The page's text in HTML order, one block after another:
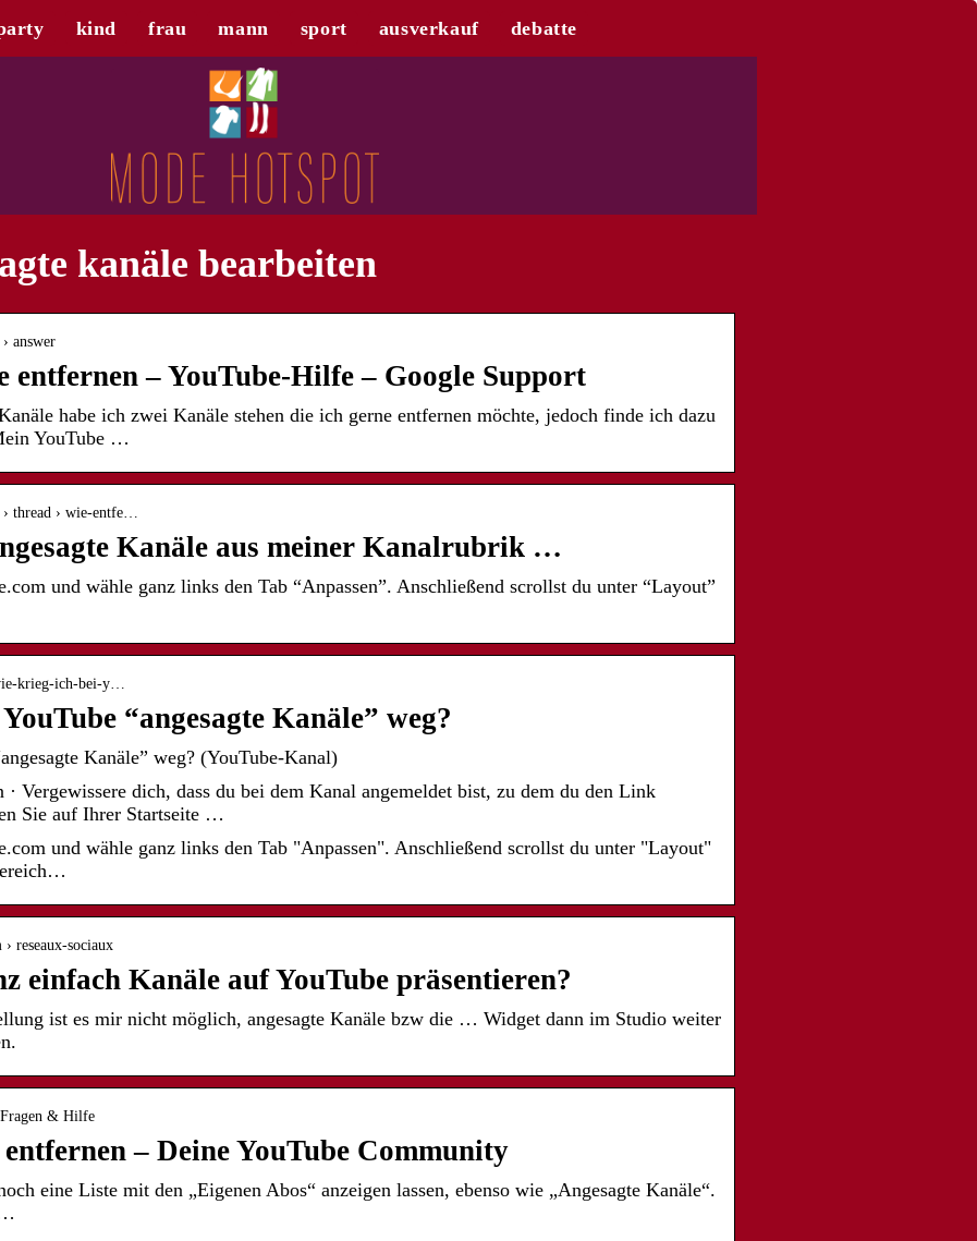
kind frau mann sport ausverkauf debatte
kanäle bearbeiten
answer
entfernen – YouTube-Hilfe – Google Support
habe ich zwei Kanäle stehen die ich gerne entfernen möchte, jedoch finde ich dazu
YouTube …
› thread › wie-entfe…
Kanäle aus meiner Kanalrubrik …
und wähle ganz links den Tab “Anpassen”. Anschließend scrollst du unter “Layout”
krieg-ich-bei-y…
“angesagte Kanäle” weg?
Kanäle” weg? (YouTube-Kanal)
Vergewissere dich, dass du bei dem Kanal angemeldet bist, zu dem du den Link
Sie auf Ihrer Startseite …
und wähle ganz links den Tab "Anpassen". Anschließend scrollst du unter "Layout"
reseaux-sociaux
einfach Kanäle auf YouTube präsentieren?
ist es mir nicht möglich, angesagte Kanäle bzw die … Widget dann im Studio weiter
& Hilfe
– Deine YouTube Community
eine Liste mit den „Eigenen Abos“ anzeigen lassen, ebenso wie „Angesagte Kanäle“.